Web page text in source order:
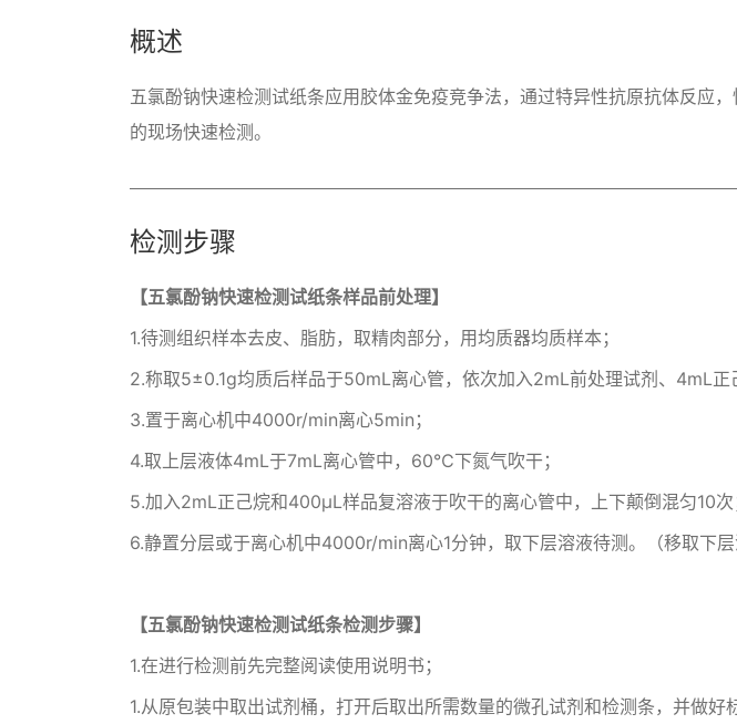
概述
五氯酚钠快速检测试纸条应用胶体金免疫竞争法，通过特异性抗原抗体反应
的现场快速检测。
检测步骤
【五氯酚钠快速检测试纸条样品前处理】
1.待测组织样本去皮、脂肪，取精肉部分，用均质器均质样本；
2.称取5±0.1g均质后样品于50mL离心管，依次加入2mL前处理试剂、4mL正
3.置于离心机中4000r/min离心5min；
4.取上层液体4mL于7mL离心管中，60℃下氮气吹干；
5.加入2mL正己烷和400µL样品复溶液于吹干的离心管中，上下颠倒混匀10次
6.静置分层或于离心机中4000r/min离心1分钟，取下层溶液待测。（移取下层
【五氯酚钠快速检测试纸条检测步骤】
1.在进行检测前先完整阅读使用说明书；
1.从原包装中取出试剂桶，打开后取出所需数量的微孔试剂和检测条，并做